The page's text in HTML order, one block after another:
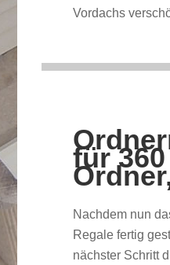
Vordachs
für
Nachdem nun
Regale fertig
nächster Schritt